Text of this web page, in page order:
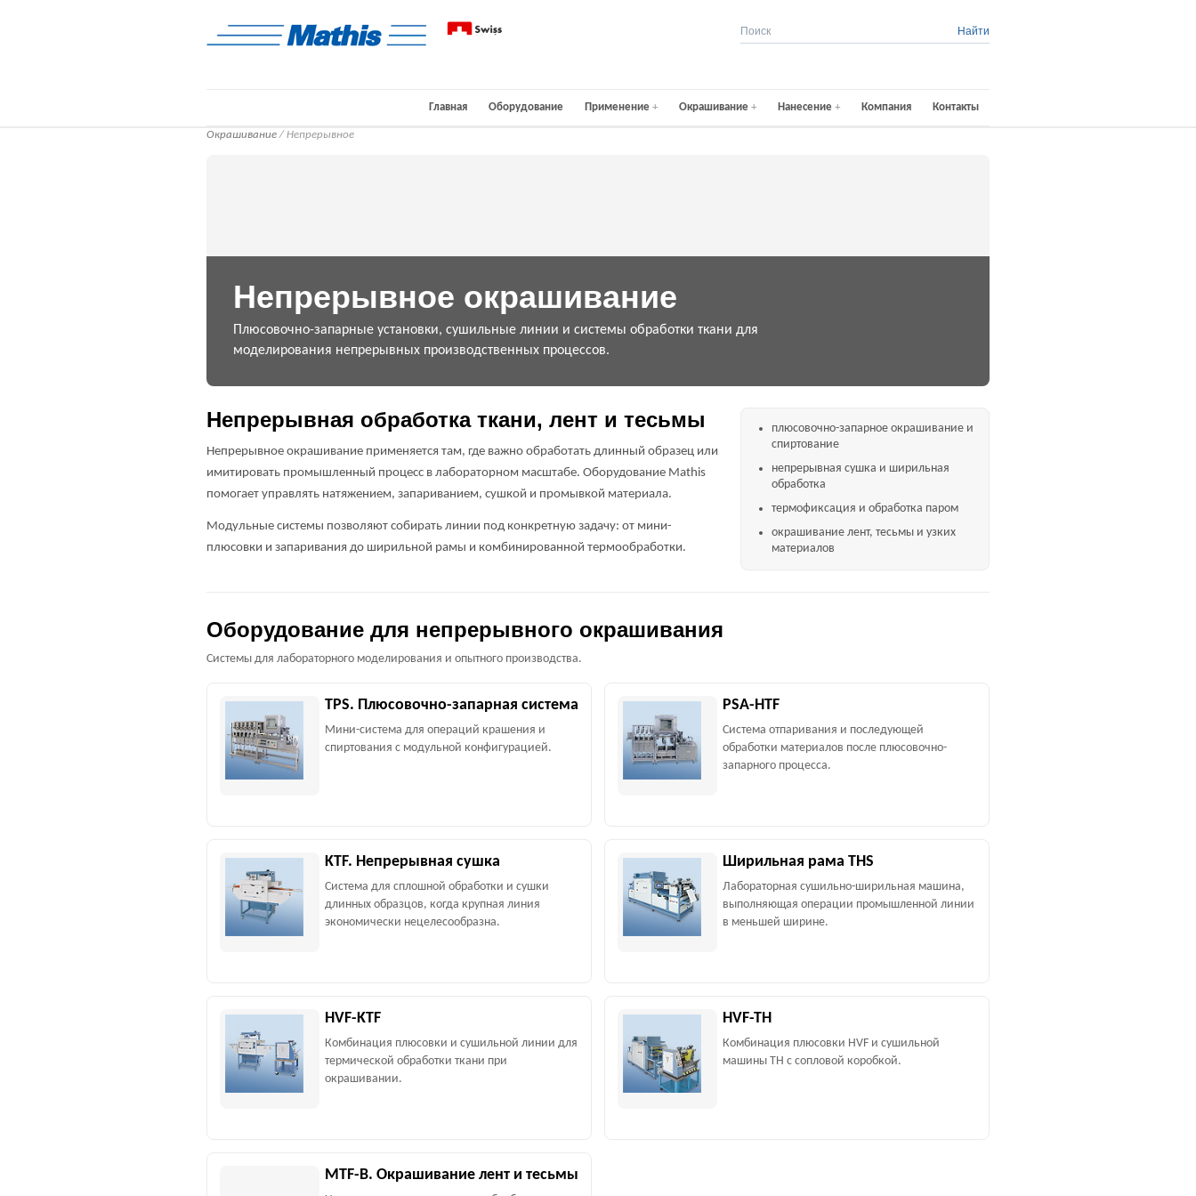
Найти
Главная Оборудование Применение Окрашивание Нанесение Компания Контакты
Окрашивание/ Непрерывное
Непрерывное окрашивание
Плюсовочно-запарные установки, сушильные линии и системы обработки ткани для
моделирования непрерывных производственных процессов.
Непрерывная обработка ткани, лент и тесьмы
Непрерывное окрашивание применяется там, где важно обработать длинный образец или
имитировать промышленный процесс в лабораторном масштабе. Оборудование Mathis
помогает управлять натяжением, запариванием, сушкой и промывкой материала.
Модульные системы позволяют собирать линии под конкретную задачу: от мини-
плюсовки и запаривания до ширильной рамы и комбинированной термообработки.
плюсовочно-запарное окрашивание и
спиртование
непрерывная сушка и ширильная
обработка
термофиксация и обработка паром
окрашивание лент, тесьмы и узких
материалов
Оборудование для непрерывного окрашивания
Системы для лабораторного моделирования и опытного производства.
TPS. Плюсовочно-запарная система
Мини-система для операций крашения и
спиртования с модульной конфигурацией.
PSA-HTF
Система отпаривания и последующей
обработки материалов после плюсовочно-
запарного процесса.
KTF. Непрерывная сушка
Система для сплошной обработки и сушки
длинных образцов, когда крупная линия
экономически нецелесообразна.
Ширильная рама THS
Лабораторная сушильно-ширильная машина,
выполняющая операции промышленной линии
в меньшей ширине.
HVF-KTF
Комбинация плюсовки и сушильной линии для
термической обработки ткани при
окрашивании.
HVF-TH
Комбинация плюсовки HVF и сушильной
машины TH с сопловой коробкой.
MTF-B. Окрашивание лент и тесьмы